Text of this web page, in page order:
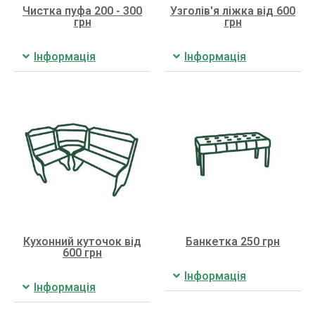
Чистка пуфа 200 - 300
грн
Інформація
Узголів'я ліжка від 600
грн
Інформація
Кухонний куточок від
600 грн
Інформація
Банкетка 250 грн
Інформація